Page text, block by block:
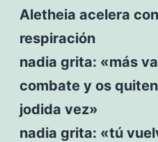
Aletheia acelera
respiración
nadia grita: «más
combate y os
jodida vez»
nadia grita: «tú